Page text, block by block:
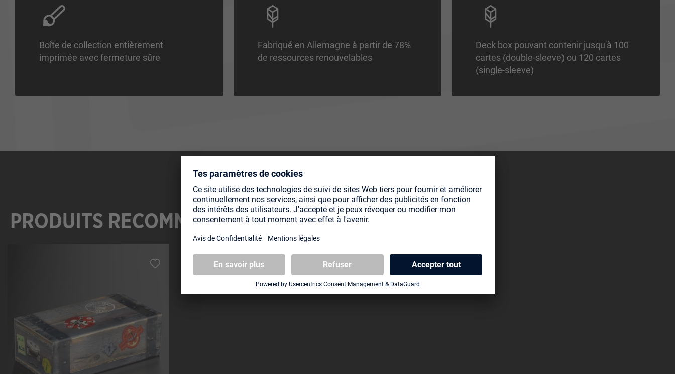
Boîte de collection entièrement
imprimée avec fermeture sûre
Fabriqué en Allemagne à partir de 78%
de ressources renouvelables
Deck box pouvant contenir jusqu'à 100
cartes (double-sleeve) ou 120 cartes
(single-sleeve)
PRODUITS RECOMMANDÉS